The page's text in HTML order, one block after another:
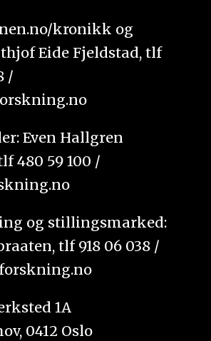
kronikk og
Eide Fjeldstad, tlf
/
Even Hallgren
480 59 100 /
og stillingsmarked:
tlf 918 06 038 /
1A
0412 Oslo